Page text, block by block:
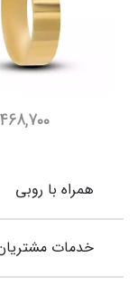
همراه با روبی
خدمات